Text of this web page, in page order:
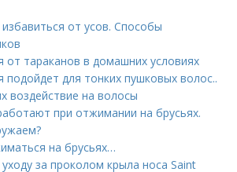
от усов. Способы
от тараканов в домашних условиях
подойдет для тонких пушковых волос..
воздействие на волосы
при отжимании на брусьях.
на брусьях…
за проколом крыла носа Saint